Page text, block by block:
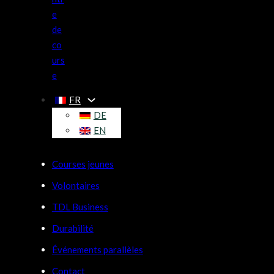
e
de
co
urs
e
FR
DE
EN
Courses jeunes
Volontaires
TDL Business
Durabilité
Événements parallèles
Contact